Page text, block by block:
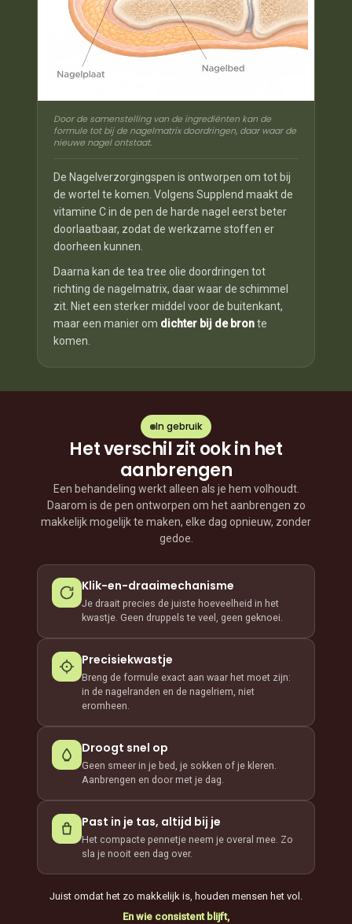
Door de samenstelling van de ingrediënten kan de
formule tot bij de nagelmatrix doordringen, daar waar de
nieuwe nagel ontstaat.
De Nagelverzorgingspen is ontworpen om tot bij
de wortel te komen. Volgens Supplend maakt de
vitamine C in de pen de harde nagel eerst beter
doorlaatbaar, zodat de werkzame stoffen er
doorheen kunnen.
Daarna kan de tea tree olie doordringen tot
richting de nagelmatrix, daar waar de schimmel
zit. Niet een sterker middel voor de buitenkant,
maar een manier om dichter bij de bronte
komen.
In gebruik
Het verschil zit ook in het
aanbrengen
Een behandeling werkt alleen als je hem volhoudt.
Daarom is de pen ontworpen om het aanbrengen zo
makkelijk mogelijk te maken, elke dag opnieuw, zonder
gedoe.
Klik-en-draaimechanisme
Je draait precies de juiste hoeveelheid in het
kwastje. Geen druppels te veel, geen geknoei.
Precisiekwastje
Breng de formule exact aan waar het moet zijn:
in de nagelranden en de nagelriem, niet
eromheen.
Droogt snel op
Geen smeer in je bed, je sokken of je kleren.
Aanbrengen en door met je dag.
Past in je tas, altijd bij je
Het compacte pennetje neem je overal mee. Zo
sla je nooit een dag over.
Juist omdat het zo makkelijk is, houden mensen het vol.
En wie consistent blijft,